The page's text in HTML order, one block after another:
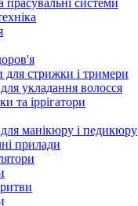
прасувальні системи
стрижки і тримери
укладання волосся
та іррігатори
манікюру і педикюру
прилади